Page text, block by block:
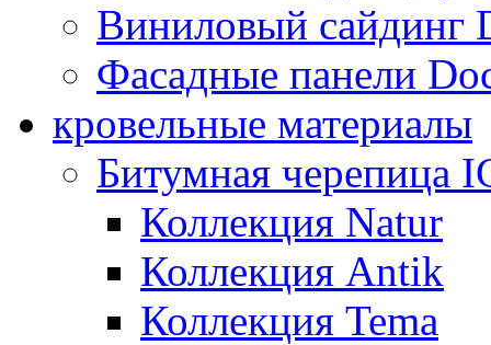
Виниловый сайдинг
Фасадные панели
кровельные материалы
Битумная черепица
Коллекция Natur
Коллекция Antik
Коллекция Tema